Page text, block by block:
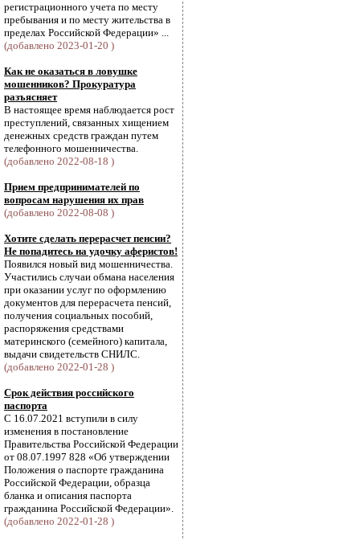
регистрационного учета по месту
пребывания и по месту жительства в
пределах Российской Федерации» ...
(добавлено 2023-01-20 )
Как не оказаться в ловушке
мошенников? Прокуратура
разъясняет
В настоящее время наблюдается рост
преступлений, связанных хищением
денежных средств граждан путем
телефонного мошенничества.
(добавлено 2022-08-18 )
Прием предпринимателей по
вопросам нарушения их прав
(добавлено 2022-08-08 )
Хотите сделать перерасчет пенсии?
Не попадитесь на удочку аферистов!
Появился новый вид мошенничества.
Участились случаи обмана населения
при оказании услуг по оформлению
документов для перерасчета пенсий,
получения социальных пособий,
распоряжения средствами
материнского (семейного) капитала,
выдачи свидетельств СНИЛС.
(добавлено 2022-01-28 )
Срок действия российского
паспорта
С 16.07.2021 вступили в силу
изменения в постановление
Правительства Российской Федерации
от 08.07.1997 828 «Об утверждении
Положения о паспорте гражданина
Российской Федерации, образца
бланка и описания паспорта
гражданина Российской Федерации».
(добавлено 2022-01-28 )